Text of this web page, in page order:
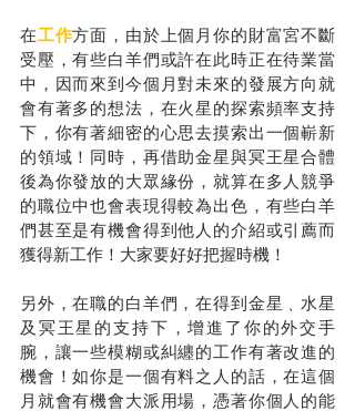
在工作方面，由於上個月你的財富宮不斷
受壓，有些白羊們或許在此時正在待業當
中，因而來到今個月對未來的發展方向就
會有著多的想法，在火星的探索頻率支持
下，你有著細密的心思去摸索出一個嶄新
的領域！同時，再借助金星與冥王星合體
後為你發放的大眾緣份，就算在多人競爭
的職位中也會表現得較為出色，有些白羊
們甚至是有機會得到他人的介紹或引薦而
獲得新工作！大家要好好把握時機！
另外，在職的白羊們，在得到金星﹑水星
及冥王星的支持下，增進了你的外交手
腕，讓一些模糊或糾纏的工作有著改進的
機會！如你是一個有料之人的話，在這個
月就會有機會大派用場，憑著你個人的能